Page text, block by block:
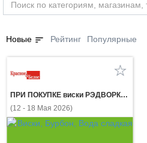
Новые sort Рейтинг Популярные
ПРИ ПОКУПКЕ виски РЭДВОРКЕР 0,5 л газ. напиток ЭКСПОРТ СТАЙЛ КЛАССИК КОЛА 0,5 л за 1Р
(12 - 18 Мая 2026)